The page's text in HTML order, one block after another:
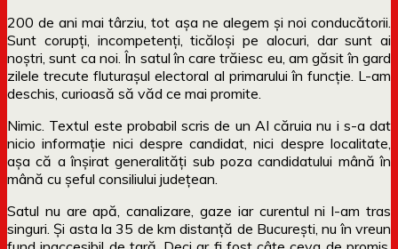
200 de ani mai târziu, tot așa ne alegem și noi conducătorii.
Sunt corupți, incompetenți, ticăloși pe alocuri, dar sunt ai
noștri, sunt ca noi. În satul în care trăiesc eu, am găsit în gard
zilele trecute fluturașul electoral al primarului în funcție. L-am
deschis, curioasă să văd ce mai promite.
Nimic. Textul este probabil scris de un AI căruia nu i s-a dat
nicio informație nici despre candidat, nici despre localitate,
așa că a înșirat generalități sub poza candidatului mână în
mână cu șeful consiliului județean.
Satul nu are apă, canalizare, gaze iar curentul ni l-am tras
singuri. Și asta la 35 de km distanță de București, nu în vreun